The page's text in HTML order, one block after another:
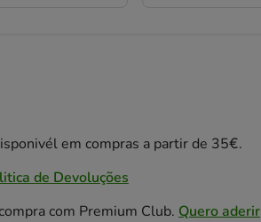
em compras a partir de 35€.
de Devoluções
com Premium Club. Quero aderir